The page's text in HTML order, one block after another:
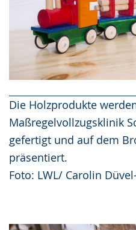
Die Holzprodukte
Maßregelvollzugsklinik
gefertigt und auf dem
präsentiert.
Foto: LWL/ Carolin